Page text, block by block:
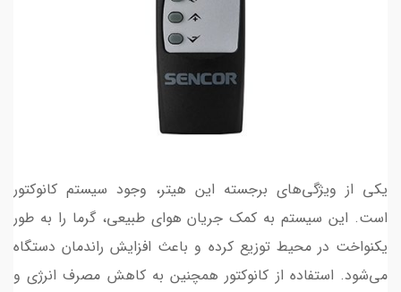
یکی از ویژگی‌های برجسته این هیتر، وجود سیستم کانوکتور
است. این سیستم به کمک جریان هوای طبیعی، گرما را به طور
یکنواخت در محیط توزیع کرده و باعث افزایش راندمان دستگاه
می‌شود. استفاده از کانوکتور همچنین به کاهش مصرف انرژی و